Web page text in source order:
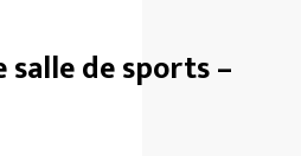
salle de sports –